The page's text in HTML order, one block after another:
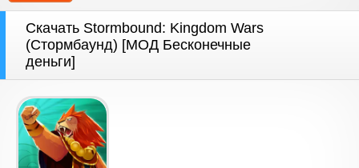
Скачать Stormbound: Kingdom Wars
(Стормбаунд) [МОД Бесконечные
деньги]